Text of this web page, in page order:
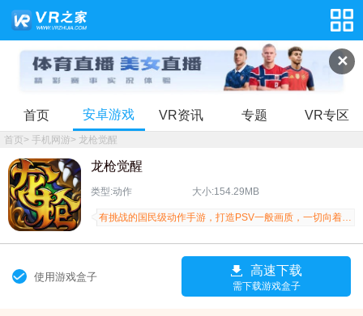
✕
首页 安卓游戏 VR资讯 专题 VR专区
首页> 手机网游> 龙枪觉醒
龙枪觉醒
类型:动作 大小:154.29MB
使用游戏盒子 高速下载
需下载游戏盒子